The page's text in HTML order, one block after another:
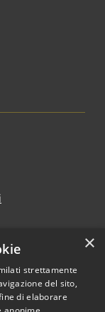
×
strettamente
del sito,
di elaborare